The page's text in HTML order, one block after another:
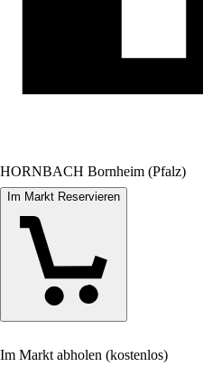
HORNBACH Bornheim (Pfalz)
Im Markt Reservieren
Im Markt abholen (kostenlos)